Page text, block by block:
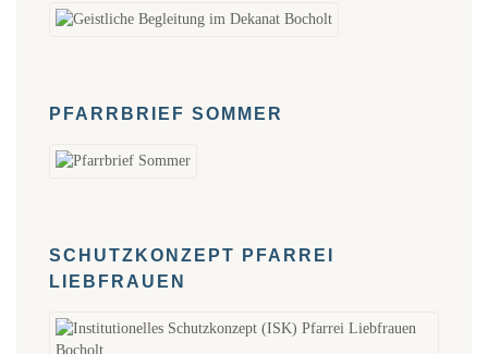
PFARRBRIEF SOMMER
SCHUTZKONZEPT PFARREI
LIEBFRAUEN